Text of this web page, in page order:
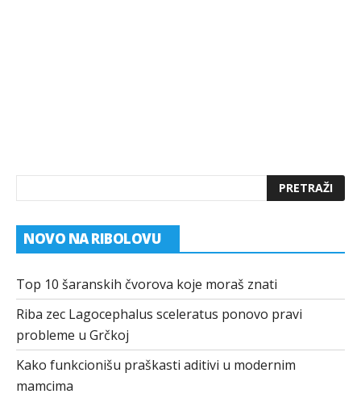
NOVO NA RIBOLOVU
Top 10 šaranskih čvorova koje moraš znati
Riba zec Lagocephalus sceleratus ponovo pravi
probleme u Grčkoj
Kako funkcionišu praškasti aditivi u modernim
mamcima